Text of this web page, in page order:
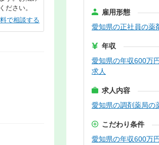
ださい。
で相談する
雇用形態
愛知県の正社員の薬
年収
愛知県の年収600万
求人
求人内容
愛知県の調剤薬局の
こだわり条件
愛知県の年収600万